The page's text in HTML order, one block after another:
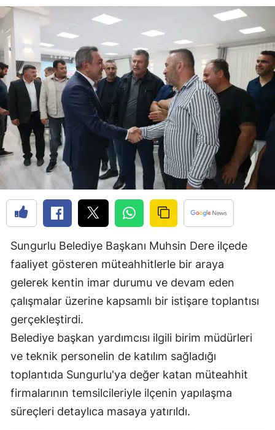
Çanakkale
Çankırı
Çorum
Denizli
Diyarbakır
Edirne
Elazığ
Erzincan
Erzurum
Eskişehir
Gaziantep
Hakkari
Hatay
Isparta
Mersin
Sungurlu Belediye Başkanı Muhsin Dere ilçede
faaliyet gösteren müteahhitlerle bir araya
gelerek kentin imar durumu ve devam eden
çalışmalar üzerine kapsamlı bir istişare toplantısı
gerçekleştirdi.
Belediye başkan yardımcısı ilgili birim müdürleri
ve teknik personelin de katılım sağladığı
toplantıda Sungurlu'ya değer katan müteahhit
firmalarının temsilcileriyle ilçenin yapılaşma
süreçleri detaylıca masaya yatırıldı.